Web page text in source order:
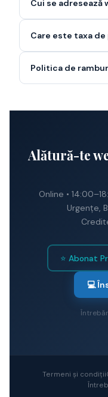
Cui se adresează
Care este taxa
Politica de
Alătură-te
Online •
Urgențe,
⭐ Abonat
💻
Termeni și condiții